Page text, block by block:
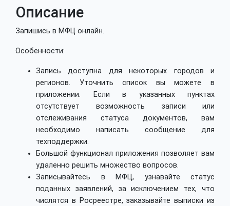
Описание
Запишись в МФЦ онлайн.
Особенности:
Запись доступна для некоторых городов и
регионов. Уточнить список вы можете в
приложении. Если в указанных пунктах
отсутствует возможность записи или
отслеживания статуса документов, вам
необходимо написать сообщение для
техподдержки.
Большой функционал приложения позволяет вам
удаленно решить множество вопросов.
Записывайтесь в МФЦ, узнавайте статус
поданных заявлений, за исключением тех, что
числятся в Росреестре, заказывайте выписки из